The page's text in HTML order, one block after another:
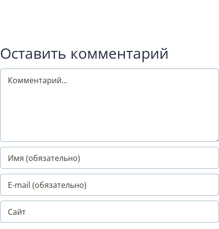
Оставить комментарий
Comment